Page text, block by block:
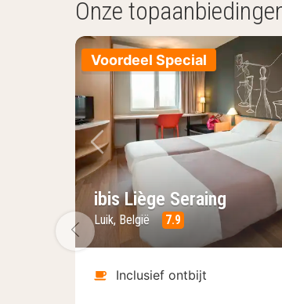
Onze
Voordeel Special
Vorige foto
ibis Liège Seraing
Luik, België 7.9
Inclusief ontbijt
Vorige foto